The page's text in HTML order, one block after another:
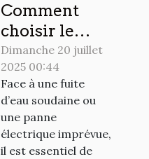
Comment
choisir le
meilleur
artisan pour
vos urgences
domestiques
?
Dimanche 20 juillet
2025 00:44
Face à une fuite
d’eau soudaine ou
une panne
électrique imprévue,
il est essentiel de